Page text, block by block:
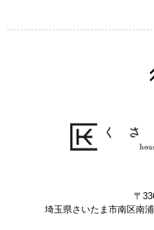
〒
埼玉県さいたま市南区南